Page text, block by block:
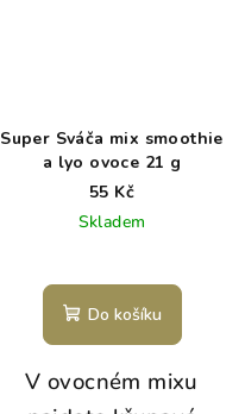
Super Sváča mix smoothie
a lyo ovoce 21 g
55 Kč
Skladem
Do košíku
V ovocném mixu